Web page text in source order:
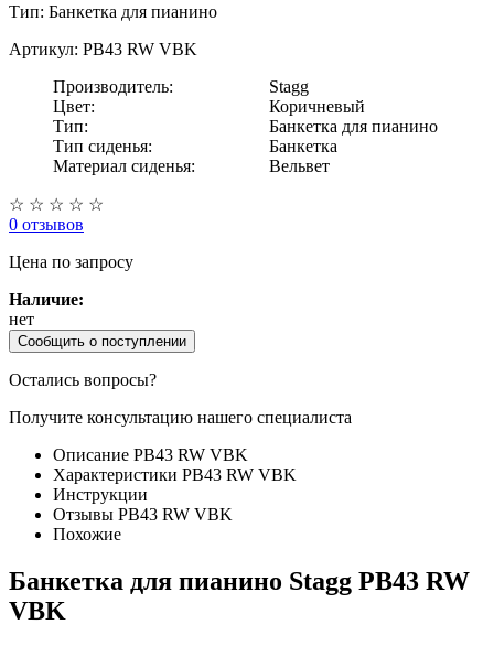
Тип: Банкетка для пианино
Артикул: PB43 RW VBK
Производитель:
Stagg
Цвет:
Коричневый
Тип:
Банкетка для пианино
Тип сиденья:
Банкетка
Материал сиденья:
Вельвет
☆ ☆ ☆ ☆ ☆
0 отзывов
Цена по запросу
Наличие:
нет
Сообщить о поступлении
Остались вопросы?
Получите консультацию нашего специалиста
Описание PB43 RW VBK
Характеристики PB43 RW VBK
Инструкции
Отзывы PB43 RW VBK
Похожие
Банкетка для пианино Stagg PB43 RW
VBK